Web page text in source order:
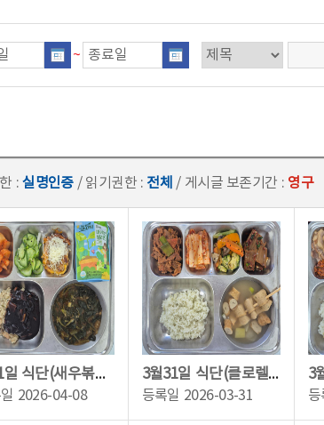
~
:실명인증/ 읽기권한 : 전체 / 게시글 보존기간 : 영구
4월1일 식단(새우볶음밥/자장소스,시금치된장국,오이동그랑무침,김치치즈그릴함박,깍...
2026-04-08
3월31일 식단(클로렐라쌀밥,꼬지어묵국,매콤제육불고기,도토리묵/양념장,야채브로콜리...
등록일 2026-03-31
등